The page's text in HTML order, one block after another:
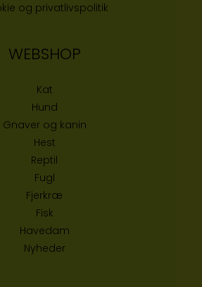
og privatlivspolitik
WEBSHOP
Kat
Hund
Gnaver og kanin
Hest
Reptil
Fugl
Fjerkræ
Fisk
Havedam
Nyheder